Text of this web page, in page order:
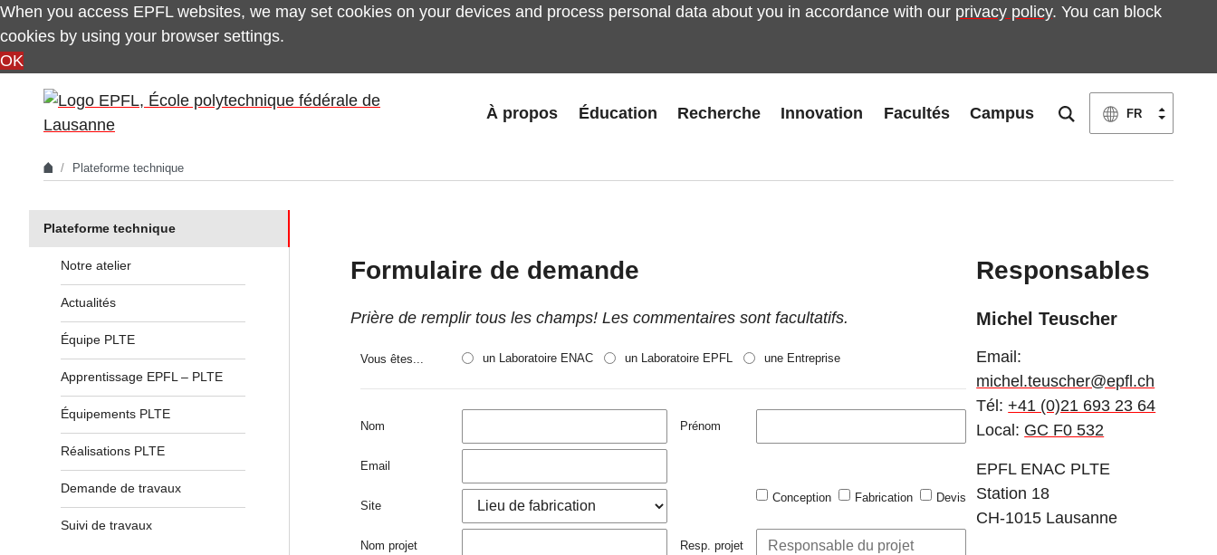
When you access EPFL websites, we may set cookies on your devices and process personal data about you in accordance with our privacy policy. You can block
cookies by using your browser settings.
OK
Skip to content
À propos
Éducation Recherche Innovation Facultés Campus FR
Plateforme technique
In the same section
Plateforme technique
Notre atelier
Actualités
Équipe PLTE
Apprentissage EPFL – PLTE
Équipements PLTE
Réalisations PLTE
Demande de travaux
Suivi de travaux
Formulaire de demande
Prière de remplir tous les champs! Les commentaires sont facultatifs.
Vous êtes... un Laboratoire ENAC un Laboratoire EPFL une Entreprise
Nom Prénom
Email
Site
Conception Fabrication Devis
Nom projet Resp. projet
Responsables
Michel Teuscher
Email:
michel.teuscher@epfl.ch
Tél:+41 (0)21 693 23 64
Local: GC F0 532
EPFL ENAC PLTE
Station 18
CH-1015 Lausanne